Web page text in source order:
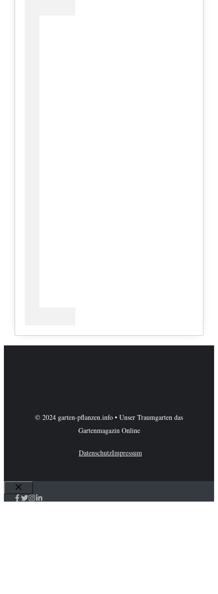
© 2024 garten-pflanzen.info • Unser Traumgarten das
Gartenmagazin Online
DatenschutzImpressum
Schließen